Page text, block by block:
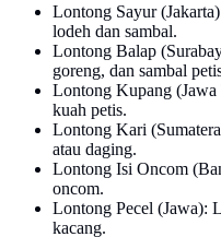
Lontong Sayur
lodeh dan sambal.
Lontong Balap
goreng, dan sambal
Lontong Kupang
kuah petis.
Lontong Kari
atau daging.
Lontong Isi Oncom
oncom.
Lontong Pecel (Jawa):
kacang.